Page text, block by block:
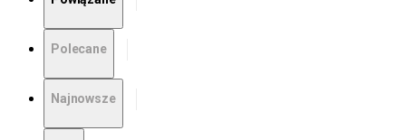
Polecane
Najnowsze